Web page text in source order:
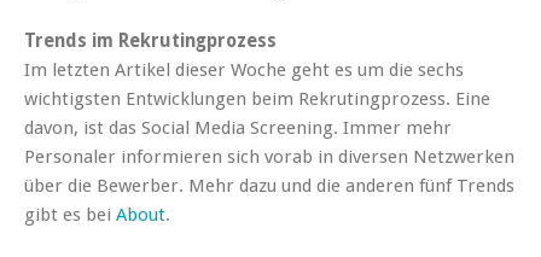
Trends im Rekrutingprozess
Im letzten Artikel dieser Woche geht es um die sechs
wichtigsten Entwicklungen beim Rekrutingprozess. Eine
davon, ist das Social Media Screening. Immer mehr
Personaler informieren sich vorab in diversen Netzwerken
über die Bewerber. Mehr dazu und die anderen fünf Trends
gibt es bei About.